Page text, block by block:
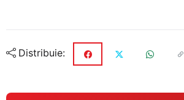
Distribuie: